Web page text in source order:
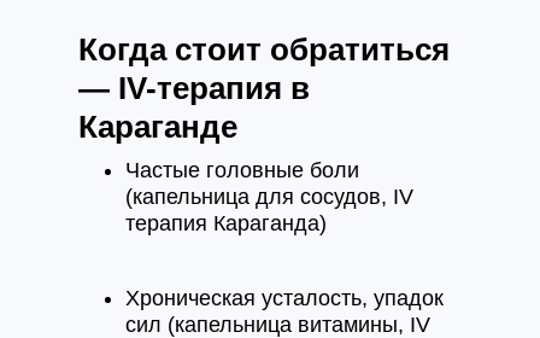
Когда стоит обратиться
— IV-терапия в
Караганде
Частые головные боли
(капельница для сосудов, IV
терапия Караганда)
Хроническая усталость, упадок
сил (капельница витамины, IV